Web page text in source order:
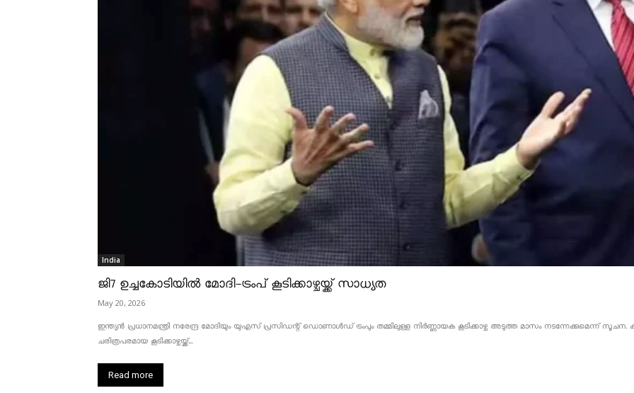
India
ജി7 ഉച്ചകോടിയിൽ മോദി-ട്രംപ് കൂടിക്കാഴ്ചയ്ക്ക് സാധ്യത
May 20, 2026
ഇന്ത്യൻ പ്രധാനമന്ത്രി നരേന്ദ്ര മോദിയും യുഎസ് പ്രസിഡന്റ് ഡൊണാൾഡ് ട്രംപും തമ്മിലുള്ള നിർണ്ണായക കൂടിക്കാഴ്ച അടുത്ത മാസം നടന്നേക്കുമെന്ന്
ചരിത്രപരമായ കൂടിക്കാഴ്ചയ്ക്ക്...
Read more